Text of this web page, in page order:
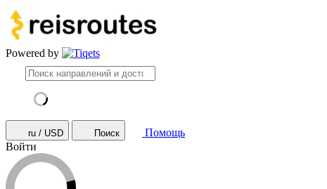
Powered by
ru / USD Поиск
Помощь
Войти